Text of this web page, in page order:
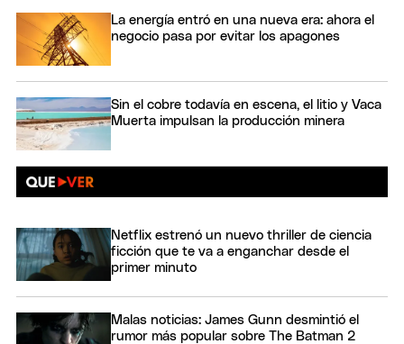
La energía entró en una nueva era: ahora el
negocio pasa por evitar los apagones
Sin el cobre todavía en escena, el litio y Vaca
Muerta impulsan la producción minera
Netflix estrenó un nuevo thriller de ciencia
ficción que te va a enganchar desde el
primer minuto
Malas noticias: James Gunn desmintió el
rumor más popular sobre The Batman 2